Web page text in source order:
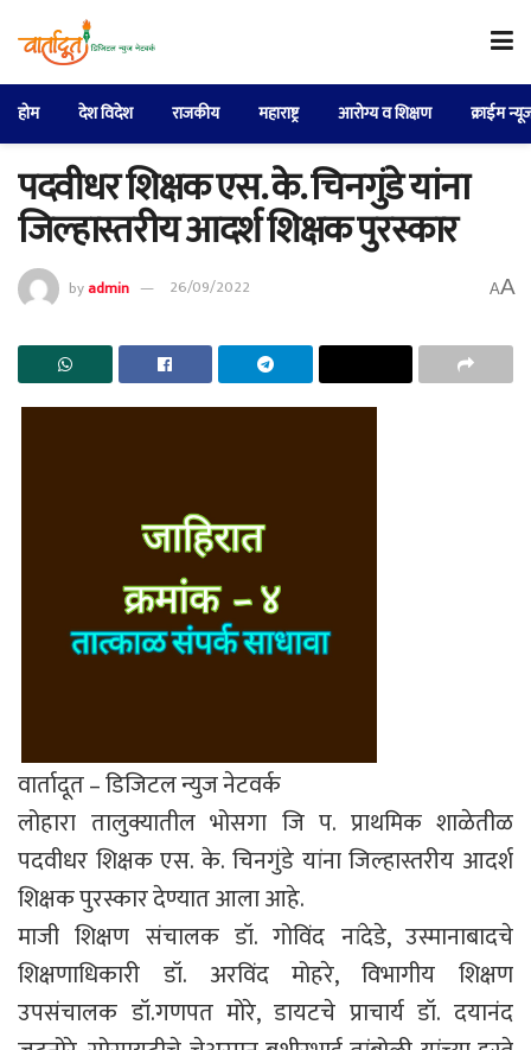
होम देश विदेश राजकीय महाराष्ट्र आरोग्य व शिक्षण क्राईम
पदवीधर शिक्षक एस. के. चिनगुंडे यांना
जिल्हास्तरीय आदर्श शिक्षक पुरस्कार
byadmin 26/09/2022 AA
वार्तादूत – डिजिटल न्युज नेटवर्क
लोहारा तालुक्यातील भोसगा जि प. प्राथमिक शाळेतीळ
पदवीधर शिक्षक एस. के. चिनगुंडे यांना जिल्हास्तरीय आदर्श
शिक्षक पुरस्कार देण्यात आला आहे.
माजी शिक्षण संचालक डॉ. गोविंद नांदेडे, उस्मानाबादचे
शिक्षणाधिकारी डॉ. अरविंद मोहरे, विभागीय शिक्षण
उपसंचालक डॉ.गणपत मोरे, डायटचे प्राचार्य डॉ. दयानंद